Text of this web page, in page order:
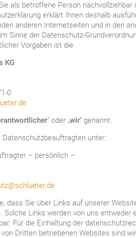
als betroffene Person
erklärt Ihnen deshalb
anderen Internetseiten und in den
Sinne der Datenschutz-
Vorgaben ist die
KG
0
" oder „wir“ genannt.
Datenschutzbeauftragten unter:
– persönlich –
dass Sie über Links auf unserer
Solche Links werden von uns
Für die Einhaltung der
Dritten betriebenen Websites sind